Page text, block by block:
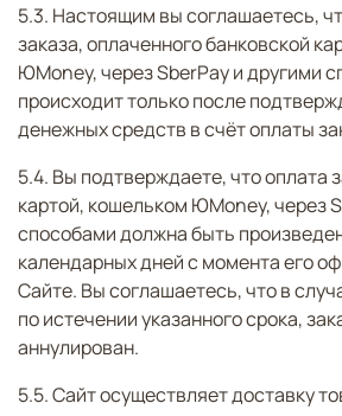
5.3. Настоящим вы соглашаетесь,
заказа, оплаченного банковской
ЮMoney, через SberPay и другими
происходит только после
денежных средств в счёт оплаты
5.4. Вы подтверждаете, что оплата
картой, кошельком ЮMoney, через
способами должна быть
календарных дней с момента его
Сайте. Вы соглашаетесь, что в
по истечении указанного срока,
аннулирован.
5.5. Сайт осуществляет доставку